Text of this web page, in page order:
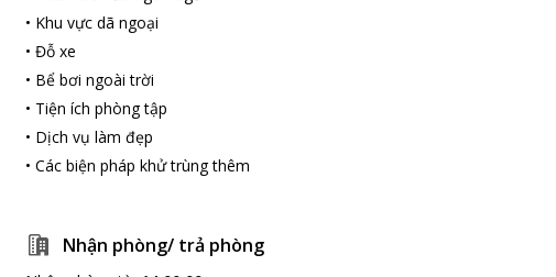
• Khu vực dã ngoại
• Đỗ xe
• Bể bơi ngoài trời
• Tiện ích phòng tập
• Dịch vụ làm đẹp
• Các biện pháp khử trùng thêm
Nhận phòng/ trả phòng